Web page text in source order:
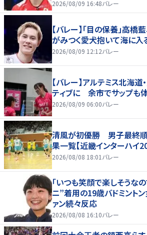
好いい」
2026/08/09 16:48バレー
【バレー】「目の保養」高橋
がみつく愛犬抱いて海に入
2026/08/09 12:12バレー
【バレー】アルテミス北海道
ティブに 余市でサップも
2026/08/09 06:00バレー
清風が初優勝 男子最終順
果一覧【近畿インターハイ
2026/08/08 18:01 バレー
「いつも笑顔で楽しそうな
ニ”着用の19歳バドミントン
ァン続々反応
2026/08/08 16:10バレー